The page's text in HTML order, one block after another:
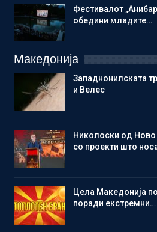
Фестивалот
обедини младите…
Македонија
Западнонилската
и Велес
Николоски од
со проекти што
Цела Македонија
поради екстремни…